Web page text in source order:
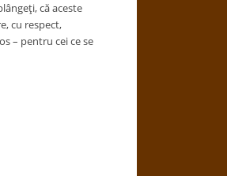
că aceste
cu respect,
– pentru cei ce se